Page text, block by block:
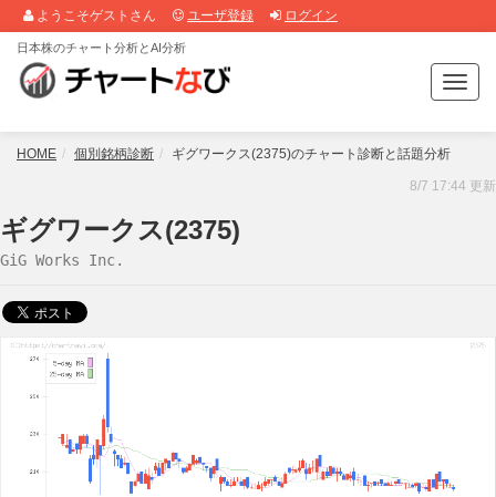
ようこそゲストさん ユーザ登録 ログイン
T
o
g
e
日本株のチャート分析とAI分析
HOME 個別銘柄診断 ギグワークス(2375)のチャート診断と話題分析
8/7 17:44 更新
ギグワークス(2375)
GiG Works Inc.